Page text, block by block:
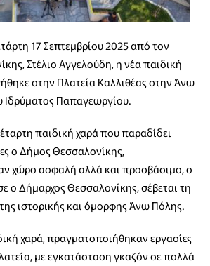
17 Σεπτεμβρίου 2025 από τον
Στέλιο Αγγελούδη, η νέα παιδική
στην Πλατεία Καλλιθέας στην Άνω
Ιδρύματος Παπαγεωργίου.
παιδική χαρά που παραδίδει
ο Δήμος Θεσσαλονίκης,
χώρο ασφαλή αλλά και προσβάσιμο, ο
ο Δήμαρχος Θεσσαλονίκης, σέβεται τη
ιστορικής και όμορφης Άνω Πόλης.
χαρά, πραγματοποιήθηκαν εργασίες
με εγκατάσταση γκαζόν σε πολλά